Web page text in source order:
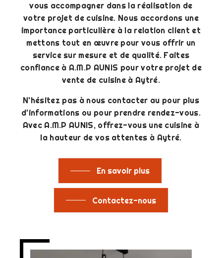
vous accompagner dans la réalisation de
votre projet de cuisine. Nous accordons une
importance particulière à la relation client et
mettons tout en œuvre pour vous offrir un
service sur mesure et de qualité. Faites
confiance à A.M.P AUNIS pour votre projet de
vente de cuisine à Aytré.
N'hésitez pas à nous contacter au pour plus
d'informations ou pour prendre rendez-vous.
Avec A.M.P AUNIS, offrez-vous une cuisine à
la hauteur de vos attentes à Aytré.
En savoir plus
Contactez-nous